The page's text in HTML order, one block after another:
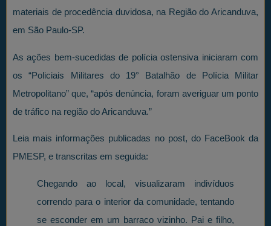
materiais de procedência duvidosa, na Região do Aricanduva,
em São Paulo-SP.
As ações bem-sucedidas de polícia ostensiva iniciaram com
os “Policiais Militares do 19° Batalhão de Polícia Militar
Metropolitano” que, “após denúncia, foram averiguar um ponto
de tráfico na região do Aricanduva.”
Leia mais informações publicadas no post, do FaceBook da
PMESP, e transcritas em seguida:
Chegando ao local, visualizaram indivíduos
correndo para o interior da comunidade, tentando
se esconder em um barraco vizinho. Pai e filho,